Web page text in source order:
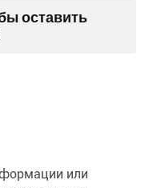
оставить
или